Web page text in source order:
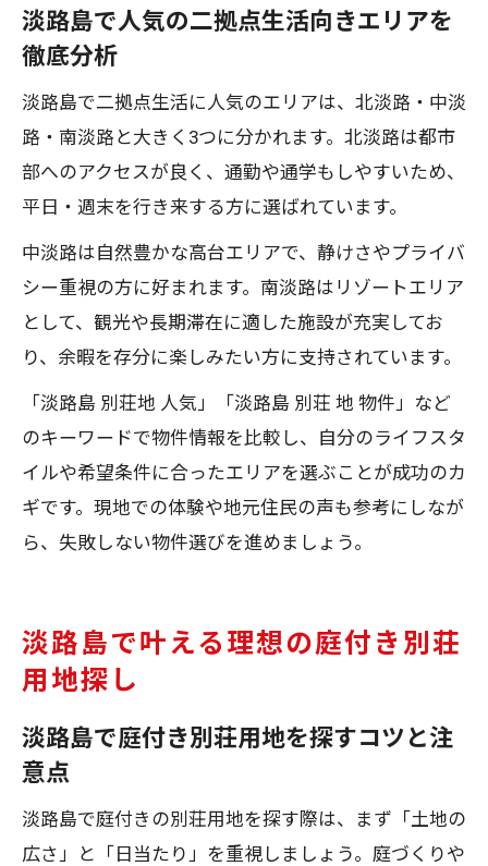
淡路島で人気の二拠点生活向きエリアを
徹底分析
淡路島で二拠点生活に人気のエリアは、北淡路・中淡
路・南淡路と大きく3つに分かれます。北淡路は都市
部へのアクセスが良く、通勤や通学もしやすいため、
平日・週末を行き来する方に選ばれています。
中淡路は自然豊かな高台エリアで、静けさやプライバ
シー重視の方に好まれます。南淡路はリゾートエリア
として、観光や長期滞在に適した施設が充実してお
り、余暇を存分に楽しみたい方に支持されています。
「淡路島 別荘地 人気」「淡路島 別荘 地 物件」など
のキーワードで物件情報を比較し、自分のライフスタ
イルや希望条件に合ったエリアを選ぶことが成功のカ
ギです。現地での体験や地元住民の声も参考にしなが
ら、失敗しない物件選びを進めましょう。
淡路島で叶える理想の庭付き別荘
用地探し
淡路島で庭付き別荘用地を探すコツと注
意点
淡路島で庭付きの別荘用地を探す際は、まず「土地の
広さ」と「日当たり」を重視しましょう。庭づくりや